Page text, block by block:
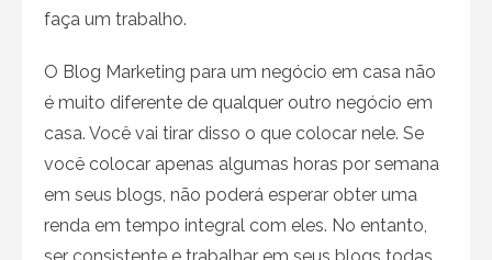
faça um trabalho.
O Blog Marketing para um negócio em casa não
é muito diferente de qualquer outro negócio em
casa. Você vai tirar disso o que colocar nele. Se
você colocar apenas algumas horas por semana
em seus blogs, não poderá esperar obter uma
renda em tempo integral com eles. No entanto,